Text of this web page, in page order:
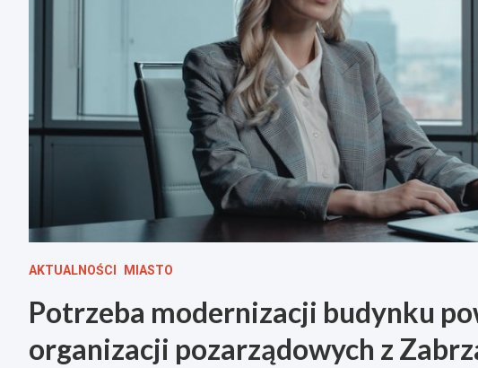
AKTUALNOŚCI MIASTO
Potrzeba modernizacji budynku
organizacji pozarządowych z